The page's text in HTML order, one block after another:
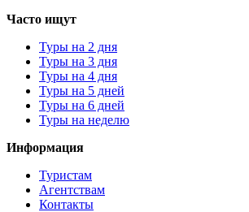
Часто ищут
Туры на 2 дня
Туры на 3 дня
Туры на 4 дня
Туры на 5 дней
Туры на 6 дней
Туры на неделю
Информация
Туристам
Агентствам
Контакты